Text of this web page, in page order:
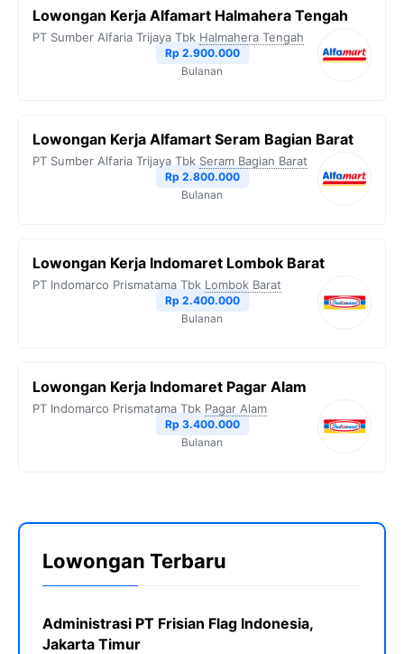
Lowongan Kerja Alfamart Halmahera Tengah
PT Sumber Alfaria Trijaya Tbk Halmahera Tengah
Rp 2.900.000
Bulanan
Lowongan Kerja Alfamart Seram Bagian Barat
PT Sumber Alfaria Trijaya Tbk Seram Bagian Barat
Rp 2.800.000
Bulanan
Lowongan Kerja Indomaret Lombok Barat
PT Indomarco Prismatama Tbk Lombok Barat
Rp 2.400.000
Bulanan
Lowongan Kerja Indomaret Pagar Alam
PT Indomarco Prismatama Tbk Pagar Alam
Rp 3.400.000
Bulanan
Lowongan Terbaru
Administrasi PT Frisian Flag Indonesia,
Jakarta Timur